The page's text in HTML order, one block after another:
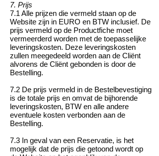
7. Prijs
7.1 Alle prijzen die vermeld staan op de
Website zijn in EURO en BTW inclusief. De
prijs vermeld op de Productfiche moet
vermeerderd worden met de toepasselijke
leveringskosten. Deze leveringskosten
zullen meegedeeld worden aan de Cliënt
alvorens de Cliënt gebonden is door de
Bestelling.
7.2 De prijs vermeld in de Bestelbevestiging
is de totale prijs en omvat de bijhorende
leveringskosten, BTW en alle andere
eventuele kosten verbonden aan de
Bestelling.
7.3 In geval van een Reservatie, is het
mogelijk dat de prijs die getoond wordt op